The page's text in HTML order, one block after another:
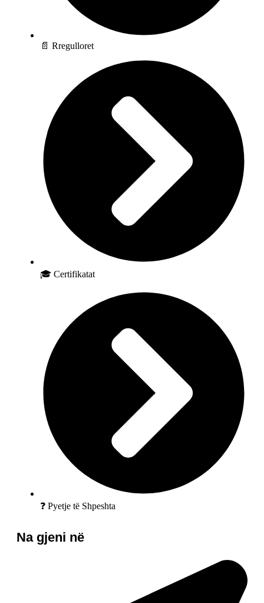
📄 Rregulloret
🎓 Certifikatat
❓ Pyetje të Shpeshta
Na gjeni në